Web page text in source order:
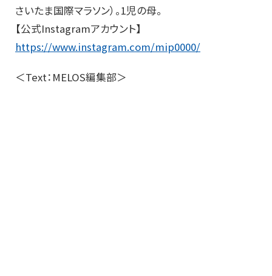
さいたま国際マラソン）。1児の母。
【公式Instagramアカウント】
https://www.instagram.com/mip0000/
＜Text：MELOS編集部＞